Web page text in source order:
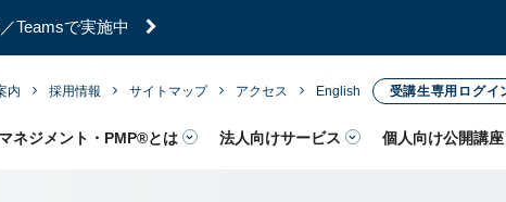
Teamsで実施中
内 採用情報 サイトマップ アクセス English 受講生専用ログイ
ネジメント・PMP®とは 法人向けサービス 個人向け公開講座